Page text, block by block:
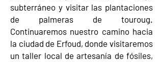
subterráneo y visitar las plantaciones
de palmeras de touroug.
Continuaremos nuestro camino hacia
la ciudad de Erfoud, donde visitaremos
un taller local de artesanía de fósiles,